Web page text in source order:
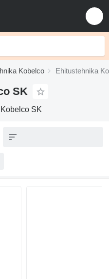
Kobelco Ehitustehnika
SK
SK